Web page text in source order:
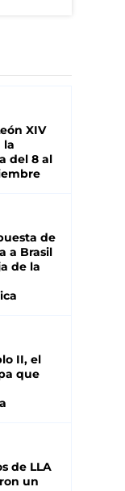
XIV
la
del 8 al
de
a Brasil
de la
II, el
que
de LLA
un